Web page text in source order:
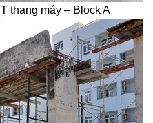
thang máy – Block A